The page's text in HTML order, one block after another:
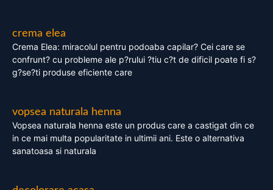
crema elea
Crema Elea: miracolul pentru podoaba capilar? Cei care se
confrunt? cu probleme ale p?rului ?tiu c?t de dificil poate fi s?
g?se?ti produse eficiente care
vopsea naturala henna
Vopsea naturala henna este un produs care a castigat din ce
in ce mai multa popularitate in ultimii ani. Este o alternativa
sanatoasa si naturala